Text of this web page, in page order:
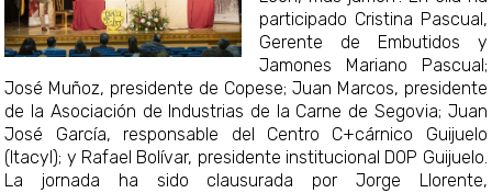
participado Cristina Pascual,
Gerente de Embutidos y
Jamones Mariano Pascual;
José Muñoz, presidente de Copese; Juan Marcos, presidente
de la Asociación de Industrias de la Carne de Segovia; Juan
José García, responsable del Centro C+cárnico Guijuelo
(Itacyl); y Rafael Bolívar, presidente institucional DOP Guijuelo.
La jornada ha sido clausurada por Jorge Llorente,